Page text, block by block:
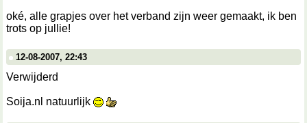
oké, alle grapjes over het verband zijn weer gemaakt, ik ben
trots op jullie!
12-08-2007, 22:43
Verwijderd
Soija.nl natuurlijk